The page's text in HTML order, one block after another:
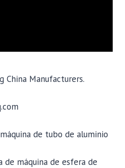
Manufacturers.
de tubo de aluminio
de máquina de esfera de